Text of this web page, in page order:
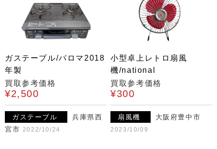
ガステーブル/パロマ2018
年製
買取参考価格
¥2,500
ガステーブル
兵庫県西
宮市 2022/10/24
小型卓上レトロ扇風
機/national
買取参考価格
¥300
扇風機 大阪府豊中市
2023/10/09